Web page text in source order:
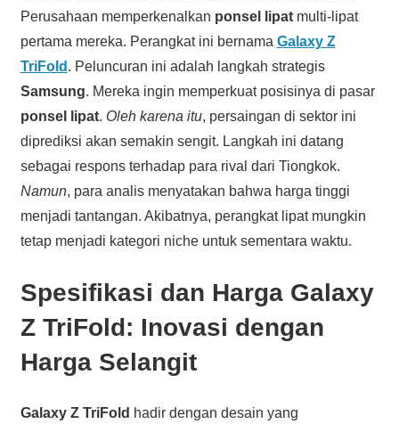
Perusahaan memperkenalkan ponsel lipatmulti-lipat
pertama mereka. Perangkat ini bernama Galaxy Z
TriFold . Peluncuran ini adalah langkah strategis
Samsung. Mereka ingin memperkuat posisinya di pasar
ponsel lipat. Oleh karena itu, persaingan di sektor ini
diprediksi akan semakin sengit. Langkah ini datang
sebagai respons terhadap para rival dari Tiongkok.
Namun, para analis menyatakan bahwa harga tinggi
menjadi tantangan. Akibatnya, perangkat lipat mungkin
tetap menjadi kategori niche untuk sementara waktu.
Spesifikasi dan Harga Galaxy
Z TriFold: Inovasi dengan
Harga Selangit
Galaxy Z TriFold hadir dengan desain yang